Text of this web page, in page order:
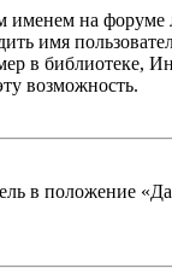
именем на
имя
в библиотеке,
возможность.
в положение